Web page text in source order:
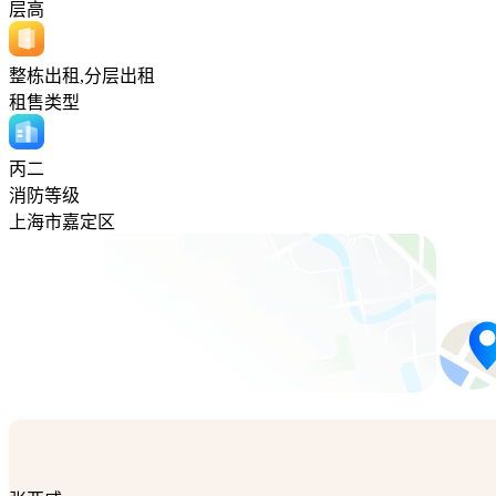
层高
整栋出租,分层出租
租售类型
丙二
消防等级
上海市嘉定区